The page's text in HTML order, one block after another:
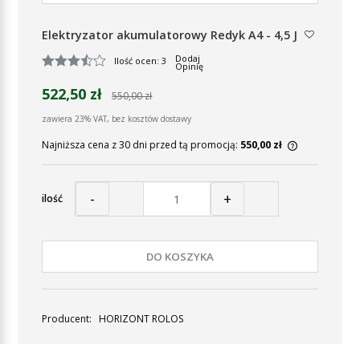
Elektryzator akumulatorowy Redyk A4 - 4,5 J
Ilość ocen: 3 Dodaj
Opinię
522,50 zł 550,00 zł
zawiera 23% VAT, bez kosztów dostawy
Najniższa cena z 30 dni przed tą promocją: 550,00 zł
Jeżeli
ilość - +
DO KOSZYKA
Producent: HORIZONT ROLOS